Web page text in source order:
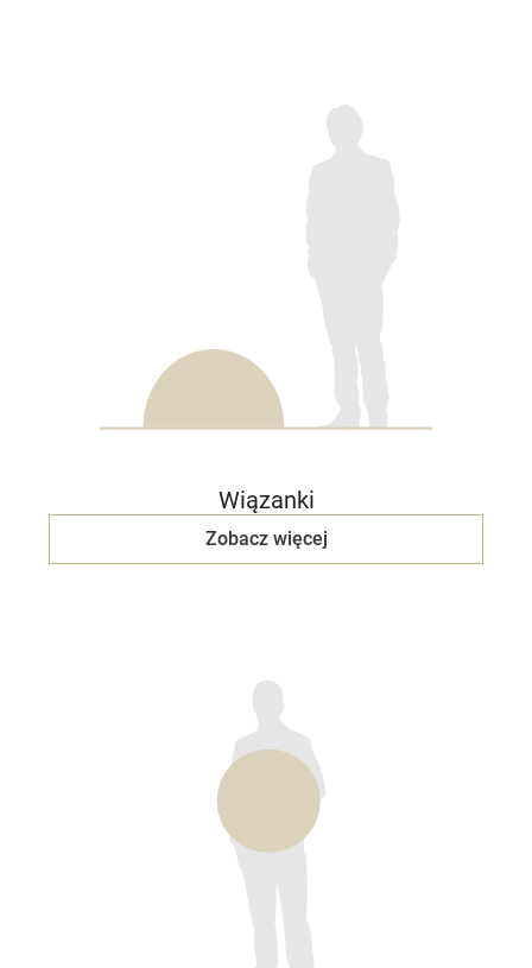
Wiązanki
Zobacz więcej